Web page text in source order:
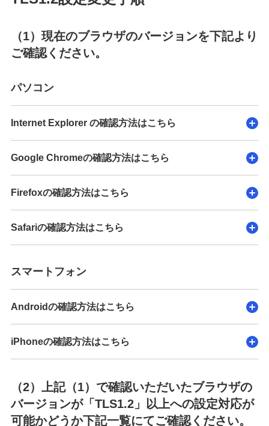
（1）現在のブラウザのバージョンを下記より
ご確認ください。
パソコン
Internet Explorer の確認方法はこちら
Google Chromeの確認方法はこちら
Firefoxの確認方法はこちら
Safariの確認方法はこちら
スマートフォン
Androidの確認方法はこちら
iPhoneの確認方法はこちら
（2）上記（1）で確認いただいたブラウザの
バージョンが「TLS1.2」以上への設定対応が
可能かどうか下記一覧にてご確認ください。